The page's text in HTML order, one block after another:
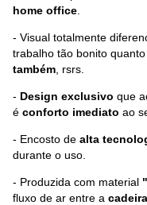
home office
- Visual totalmente
trabalho tão bonito
também , rsrs.
- Design exclusivo que
é conforto imediato ao
- Encosto de alta
durante o uso.
- Produzida com material
fluxo de ar entre a cadeira